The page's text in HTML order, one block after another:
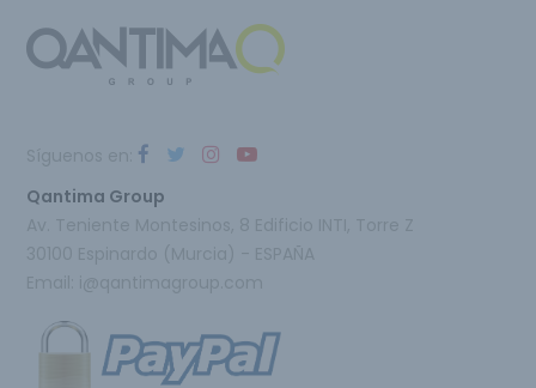
Qantima Group